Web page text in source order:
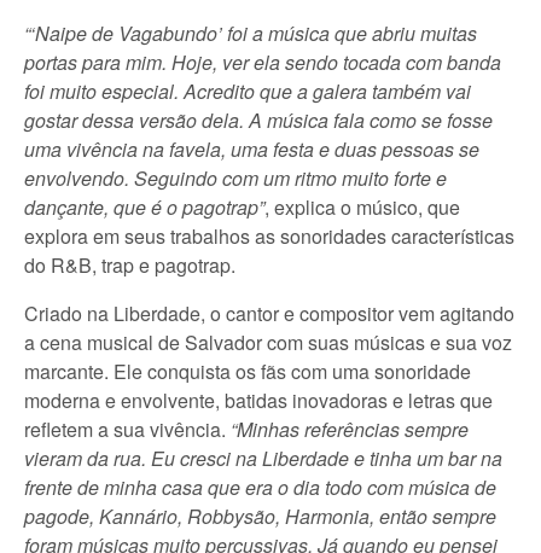
“‘Naipe de Vagabundo’ foi a música que abriu muitas
portas para mim. Hoje, ver ela sendo tocada com banda
foi muito especial. Acredito que a galera também vai
gostar dessa versão dela. A música fala como se fosse
uma vivência na favela, uma festa e duas pessoas se
envolvendo. Seguindo com um ritmo muito forte e
dançante, que é o pagotrap”, explica o músico, que
explora em seus trabalhos as sonoridades características
do R&B, trap e pagotrap.
Criado na Liberdade, o cantor e compositor vem agitando
a cena musical de Salvador com suas músicas e sua voz
marcante. Ele conquista os fãs com uma sonoridade
moderna e envolvente, batidas inovadoras e letras que
refletem a sua vivência. “Minhas referências sempre
vieram da rua. Eu cresci na Liberdade e tinha um bar na
frente de minha casa que era o dia todo com música de
pagode, Kannário, Robbysão, Harmonia, então sempre
foram músicas muito percussivas. Já quando eu pensei